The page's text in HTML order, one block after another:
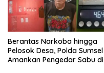
Berantas Narkoba hingga
Pelosok Desa, Polda Sumsel
Amankan Pengedar Sabu di